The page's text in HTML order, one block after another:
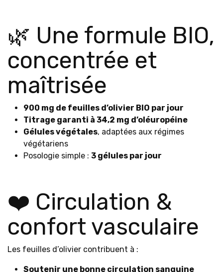
🌿 Une formule BIO,
concentrée et
maîtrisée
900 mg de feuilles d’olivier BIO par jour
Titrage garanti à 34,2 mg d’oléuropéine
Gélules végétales, adaptées aux régimes
végétariens
Posologie simple : 3 gélules par jour
❤️ Circulation &
confort vasculaire
Les feuilles d’olivier contribuent à :
Soutenir une bonne circulation sanguine